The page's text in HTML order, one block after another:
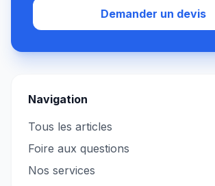
Demander un devis
Navigation
Tous les articles
Foire aux questions
Nos services